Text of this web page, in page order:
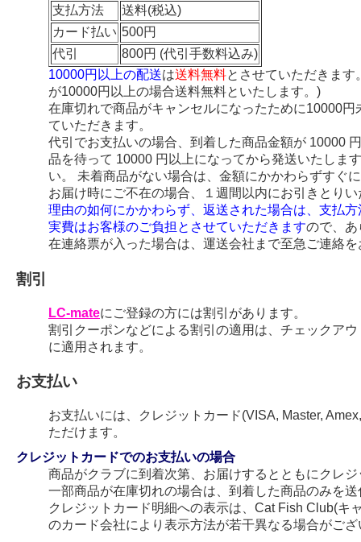
支払方法
送料(税込)
カード払い 500円
代引
800円 (代引手数料込み)
10000円以上の配送は送料無料とさせていただきま
が10000円以上の場合送料無料といたします。)
在庫切れで商品がキャンセルになったために10000
ていただきます。
代引でお支払いの場合、到着した商品金額が 10000
品を待って 10000 円以上になってから発送いたしま
い。 未着商品がない場合は、金額にかかわらずすぐ
お届け時にご不在の場合、１週間以内にお引きとり
理由の如何にかかわらず、返送された場合は、支払
実費はお客様のご負担とさせていただきますので、あ
在連絡票が入った場合は、運送会社まで至急ご連絡
割引
LC-mateにご登録の方には割引があります。
割引クーポンなどによる割引の適用は、チェックア
に適用されます。
お支払い
お支払いには、クレジットカード(VISA, Master,
ただけます。
クレジットカードでのお支払いの場合
商品がクラブに到着次第、お届けするとともにクレ
一部商品が在庫切れの場合は、到着した商品のみを
クレジットカード明細への表示は、Cat Fish Club(キ
のカード会社により表示方法が若干異なる場合がござ